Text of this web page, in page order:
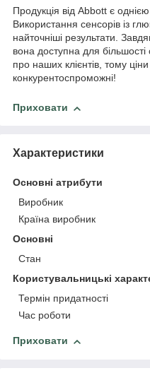
Продукція від Abbott є
Використання сенсорів із
найточніші результати.
вона доступна для
про наших клієнтів, тому
конкурентоспроможні!
Приховати
Характеристики
Основні атрибути
Виробник
Країна виробник
Основні
Стан
Користувальницькі
Термін придатності
Час роботи
Приховати